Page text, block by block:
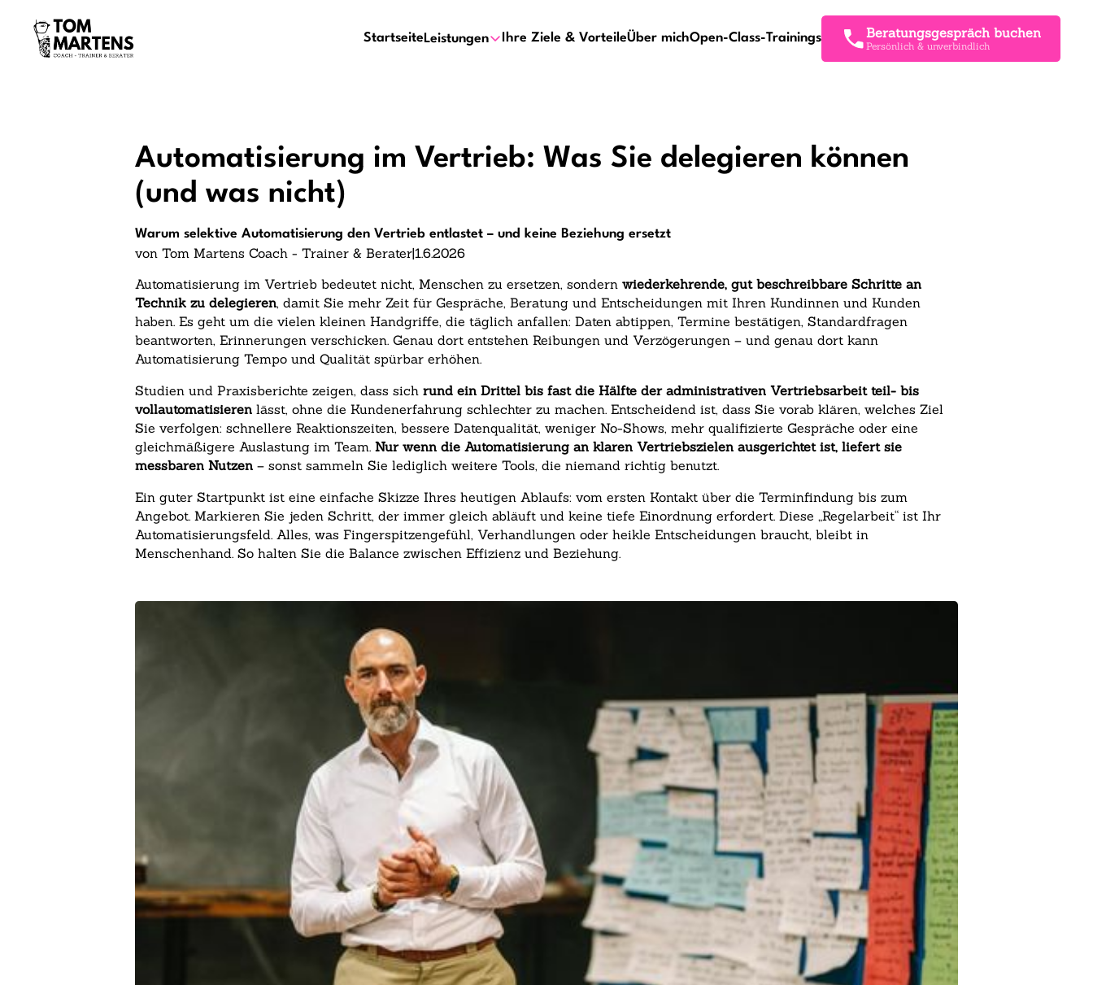
Startseite Leistungen Ihre Ziele & VorteileÜber michOpen-Class-Trainings Beratungsgespräch buchen
Persönlich & unverbindlich
Automatisierung im Vertrieb: Was Sie delegieren können
(und was nicht)
Warum selektive Automatisierung den Vertrieb entlastet – und keine Beziehung ersetzt
von Tom Martens Coach - Trainer & Berater|1.6.2026
Automatisierung im Vertrieb bedeutet nicht, Menschen zu ersetzen, sondernwiederkehrende, gut beschreibbare Schritte an
Technik zu delegieren, damit Sie mehr Zeit für Gespräche, Beratung und Entscheidungen mit Ihren Kundinnen und Kunden
haben. Es geht um die vielen kleinen Handgriffe, die täglich anfallen: Daten abtippen, Termine bestätigen, Standardfragen
beantworten, Erinnerungen verschicken. Genau dort entstehen Reibungen und Verzögerungen – und genau dort kann
Automatisierung Tempo und Qualität spürbar erhöhen.
Studien und Praxisberichte zeigen, dass sichrund ein Drittel bis fast die Hälfte der administrativen Vertriebsarbeit teil- bis
vollautomatisieren lässt, ohne die Kundenerfahrung schlechter zu machen. Entscheidend ist, dass Sie vorab klären, welches Ziel
Sie verfolgen: schnellere Reaktionszeiten, bessere Datenqualität, weniger No-Shows, mehr qualifizierte Gespräche oder eine
gleichmäßigere Auslastung im Team.Nur wenn die Automatisierung an klaren Vertriebszielen ausgerichtet ist, liefert sie
messbaren Nutzen – sonst sammeln Sie lediglich weitere Tools, die niemand richtig benutzt.
Ein guter Startpunkt ist eine einfache Skizze Ihres heutigen Ablaufs: vom ersten Kontakt über die Terminfindung bis zum
Angebot. Markieren Sie jeden Schritt, der immer gleich abläuft und keine tiefe Einordnung erfordert. Diese „Regelarbeit“ ist Ihr
Automatisierungsfeld. Alles, was Fingerspitzengefühl, Verhandlungen oder heikle Entscheidungen braucht, bleibt in
Menschenhand. So halten Sie die Balance zwischen Effizienz und Beziehung.